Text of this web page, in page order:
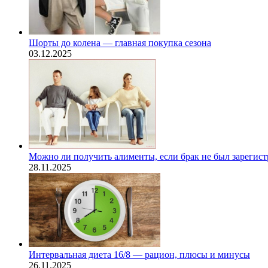
Шорты до колена — главная покупка сезона
03.12.2025
Можно ли получить алименты, если брак не был
28.11.2025
Интервальная диета 16/8 — рацион, плюсы и минусы
26.11.2025